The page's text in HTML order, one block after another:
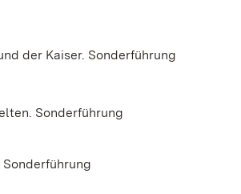
der Kaiser. Sonderführung
Sonderführung
Sonderführung